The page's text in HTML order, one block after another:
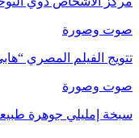
صوت وصورة
تتويج الفيلم المصري
صوت وصورة
سبخة إمليلي جوهرة